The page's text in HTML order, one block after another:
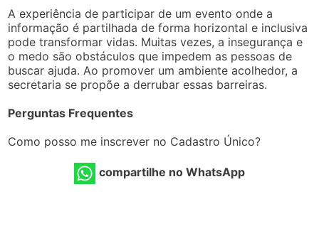
A experiência de participar de um evento onde a
informação é partilhada de forma horizontal e inclusiva
pode transformar vidas. Muitas vezes, a insegurança e
o medo são obstáculos que impedem as pessoas de
buscar ajuda. Ao promover um ambiente acolhedor, a
secretaria se propõe a derrubar essas barreiras.
Perguntas Frequentes
Como posso me inscrever no Cadastro Único?
compartilhe no WhatsApp